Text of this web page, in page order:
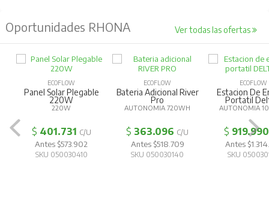
Oportunidades RHONA Ver todas las ofertas
ECOFLOW
Panel Solar Plegable
220W
220W
$ 401.731 C/U
Antes $573.902
SKU 050030410
ECOFLOW
Bateria Adicional River
Pro
AUTONOMIA 720WH
$ 363.096 C/U
Antes $518.709
SKU 050030140
ECOFLOW
Estacion De
Portatil
AUTONOMIA
$ 919.990
Antes
SKU